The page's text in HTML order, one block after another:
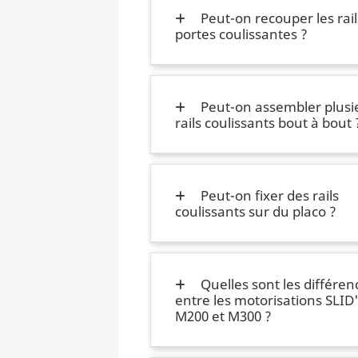
Peut-on recouper les
portes coulissantes ?
Peut-on assembler
rails coulissants bout à bout
Peut-on fixer des rails
coulissants sur du placo ?
Quelles sont les
entre les motorisations
M200 et M300 ?